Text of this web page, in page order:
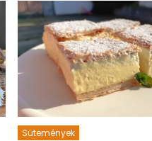
Sütemények